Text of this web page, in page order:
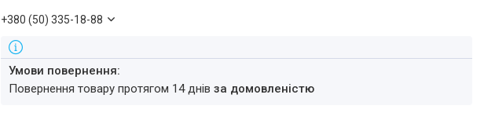
+380 (50) 335-18-88
повернення товару протягом 14 днівза домовленістю